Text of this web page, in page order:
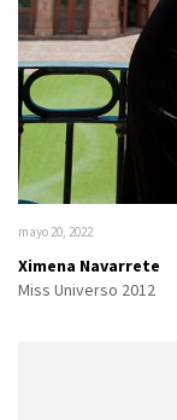
mayo 20, 2022
Ximena Navarrete
Miss Universo 2012